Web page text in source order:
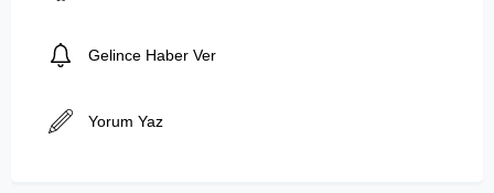
Gelince Haber Ver
Yorum Yaz